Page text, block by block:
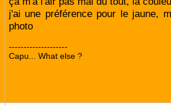
j'ai une préférence pour le jaune,
photo
--------------------
Capu... What else ?